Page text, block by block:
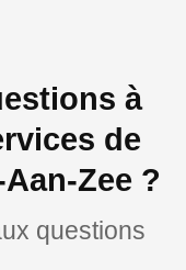
à
de
Zee ?
questions